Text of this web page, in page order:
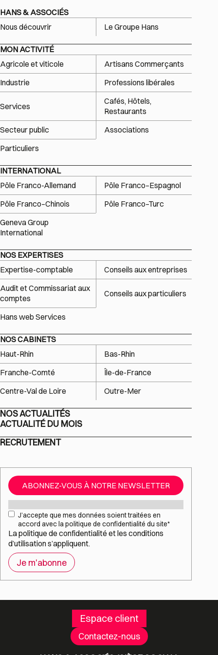
HANS & ASSOCIÉS
Nous découvrir
Le Groupe Hans
MON ACTIVITÉ
Agricole et viticole
Artisans Commerçants
Industrie
Professions libérales
Services
Cafés, Hôtels,
Restaurants
Secteur public
Associations
Particuliers
INTERNATIONAL
Pôle Franco-Allemand
Pôle Franco–Espagnol
Pôle Franco–Chinois
Pôle Franco–Turc
Geneva Group
International
NOS EXPERTISES
Expertise-comptable
Conseils aux entreprises
Audit et Commissariat aux
comptes
Conseils aux particuliers
Hans web Services
NOS CABINETS
Haut-Rhin
Bas-Rhin
Franche-Comté
Île-de-France
Centre-Val de Loire
Outre-Mer
NOS ACTUALITÉS
ACTUALITÉ DU MOIS
RECRUTEMENT
ABONNEZ-VOUS À NOTRE NEWSLETTER
RGPD*
J’accepte que mes données soient traitées en
accord avec la politique de confidentialité du site*
Lapolitique de confidentialité et les conditions
d’utilisations’appliquent.
Espace client
Contactez-nous